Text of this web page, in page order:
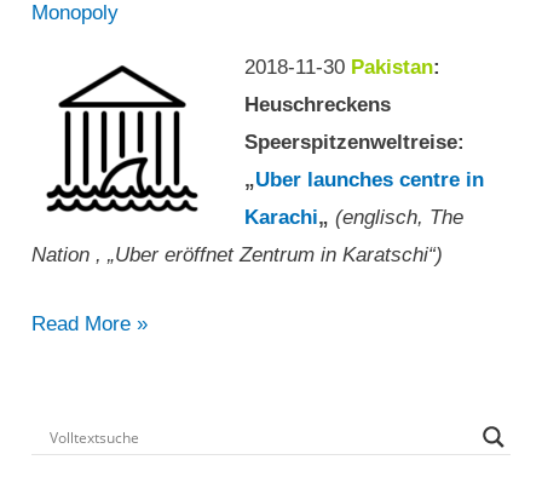
Warschau“
Monopoly
2018-11-30Pakistan:
Heuschreckens
Speerspitzenweltreise:
„Uber launches centre in
Karachi„ (englisch, The
Nation , „Uber eröffnet Zentrum in Karatschi“)
Uber
Read More »